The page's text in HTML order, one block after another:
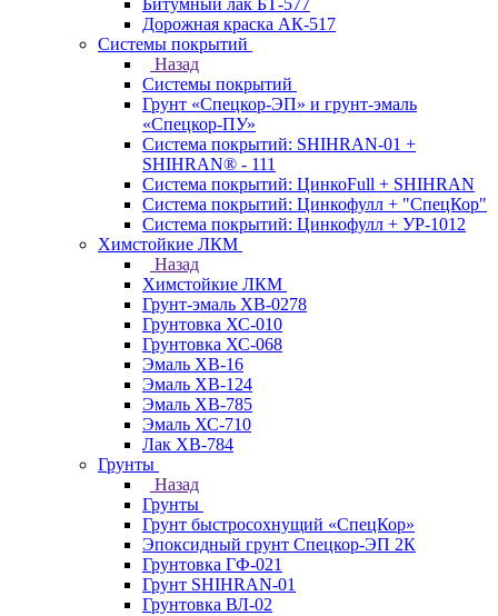
Битумный лак БТ-577
Дорожная краска АК-517
Системы покрытий
Назад
Системы покрытий
Грунт «Спецкор-ЭП» и грунт-эмаль
«Спецкор-ПУ»
Система покрытий: SHIHRAN-01 +
SHIHRAN® - 111
Система покрытий: ЦинкоFull + SHIHRAN
Система покрытий: Цинкофулл + "СпецКор"
Система покрытий: Цинкофулл + УР-1012
Химстойкие ЛКМ
Назад
Химстойкие ЛКМ
Грунт-эмаль ХВ-0278
Грунтовка ХС-010
Грунтовка ХС-068
Эмаль ХВ-16
Эмаль ХВ-124
Эмаль ХВ-785
Эмаль ХС-710
Лак ХВ-784
Грунты
Назад
Грунты
Грунт быстросохнущий «СпецКор»
Эпоксидный грунт Спецкор-ЭП 2К
Грунтовка ГФ-021
Грунт SHIHRAN-01
Грунтовка ВЛ-02